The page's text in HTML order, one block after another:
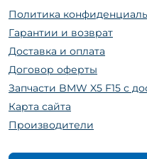
Политика
Гарантии и возврат
Доставка и оплата
Договор оферты
Запчасти BMW X5 F15 с
Карта сайта
Производители